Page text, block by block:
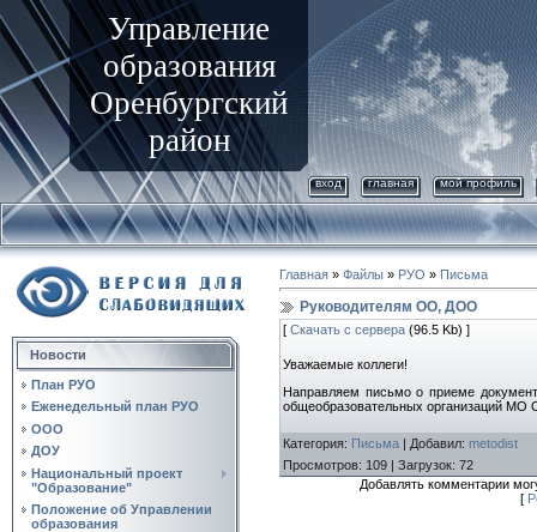
Управление
образования
Оренбургский
район
вход главная мой профиль
Новости
План РУО
Еженедельный план РУО
ООО
ДОУ
Национальный проект
"Образование"
Положение об Управлении
образования
Главная » Файлы » РУО » Письма
Руководителям ОО, ДОО
[ Скачать с сервера (96.5 Kb) ]
Уважаемые коллеги!
Направляем письмо о приеме
общеобразовательных организаций МО
Категория: Письма | Добавил: metodist
Просмотров: 109 | Загрузок: 72
Добавлять комментарии
[